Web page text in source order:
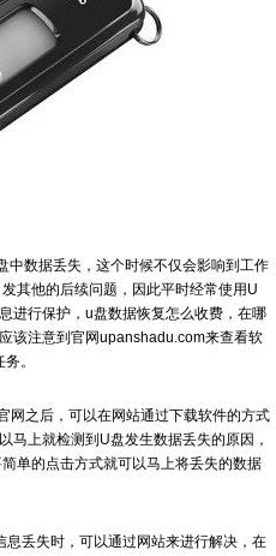
中数据丢失，这个时候不仅会影响到工作
其他的后续问题，因此平时经常使用U
进行保护，u盘数据恢复怎么收费，在哪
该注意到官网upanshadu.com来查看软
。
网之后，可以在网站通过下载软件的方式
马上就检测到U盘发生数据丢失的原因，
单的点击方式就可以马上将丢失的数据
丢失时，可以通过网站来进行解决，在